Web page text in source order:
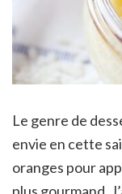
Le genre de
envie en cette
oranges pour